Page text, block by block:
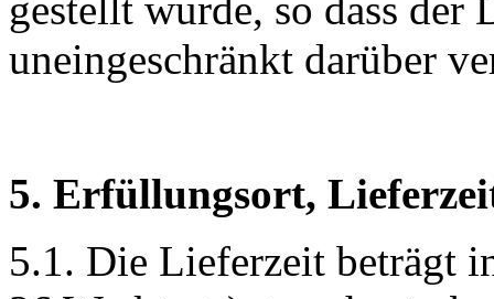
gestellt wurde, so dass der
uneingeschränkt darüber
5. Erfüllungsort,
5.1. Die Lieferzeit beträgt